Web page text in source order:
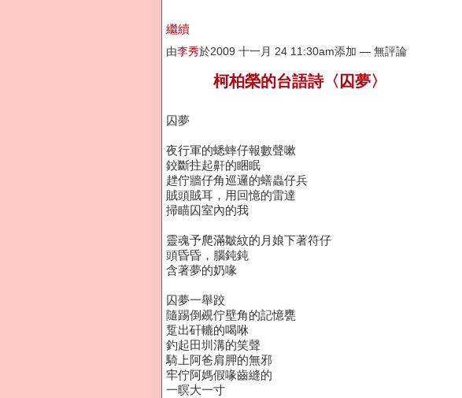
繼續
由李秀於2009 十一月 24 11:30am添加 — 無評論
柯柏榮的台語詩〈囚夢〉
囚夢
夜行軍的蟋蟀仔報數聲嗽
鉸斷拄起鼾的睏眠
趖佇牆仔角巡邏的蟮蟲仔兵
賊頭賊耳，用回憶的雷達
掃瞄囚室內的我
靈魂予爬滿皺紋的月娘下著符仔
頭昏昏，腦鈍鈍
含著夢的奶喙
囚夢一舉跤
隨踢倒覕佇壁角的記憶甕
踅出矸轆的喝咻
釣起田圳溝的笑聲
騎上阿爸肩胛的無邪
牢佇阿媽假喙齒縫的
一暝大一寸